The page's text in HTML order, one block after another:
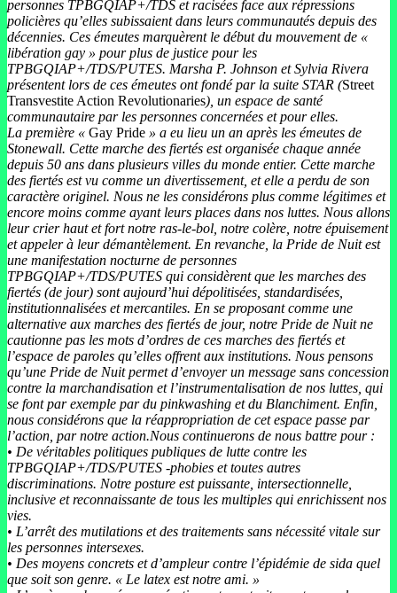
personnes TPBGQIAP+/TDS et racisées face aux répressions
policières qu’elles subissaient dans leurs communautés depuis des
décennies. Ces émeutes marquèrent le début du mouvement de «
libération gay » pour plus de justice pour les
TPBGQIAP+/TDS/PUTES. Marsha P. Johnson et Sylvia Rivera
présentent lors de ces émeutes ont fondé par la suite STAR (Street
Transvestite Action Revolutionaries), un espace de santé
communautaire par les personnes concernées et pour elles.
La première « Gay Pride » a eu lieu un an après les émeutes de
Stonewall. Cette marche des fiertés est organisée chaque année
depuis 50 ans dans plusieurs villes du monde entier. Cette marche
des fiertés est vu comme un divertissement, et elle a perdu de son
caractère originel. Nous ne les considérons plus comme légitimes et
encore moins comme ayant leurs places dans nos luttes. Nous allons
leur crier haut et fort notre ras-le-bol, notre colère, notre épuisement
et appeler à leur démantèlement. En revanche, la Pride de Nuit est
une manifestation nocturne de personnes
TPBGQIAP+/TDS/PUTES qui considèrent que les marches des
fiertés (de jour) sont aujourd’hui dépolitisées, standardisées,
institutionnalisées et mercantiles. En se proposant comme une
alternative aux marches des fiertés de jour, notre Pride de Nuit ne
cautionne pas les mots d’ordres de ces marches des fiertés et
l’espace de paroles qu’elles offrent aux institutions. Nous pensons
qu’une Pride de Nuit permet d’envoyer un message sans concession
contre la marchandisation et l’instrumentalisation de nos luttes, qui
se font par exemple par du pinkwashing et du Blanchiment. Enfin,
nous considérons que la réappropriation de cet espace passe par
l’action, par notre action.Nous continuerons de nous battre pour :
• De véritables politiques publiques de lutte contre les
TPBGQIAP+/TDS/PUTES -phobies et toutes autres
discriminations. Notre posture est puissante, intersectionnelle,
inclusive et reconnaissante de tous les multiples qui enrichissent nos
vies.
• L’arrêt des mutilations et des traitements sans nécessité vitale sur
les personnes intersexes.
• Des moyens concrets et d’ampleur contre l’épidémie de sida quel
que soit son genre. « Le latex est notre ami. »